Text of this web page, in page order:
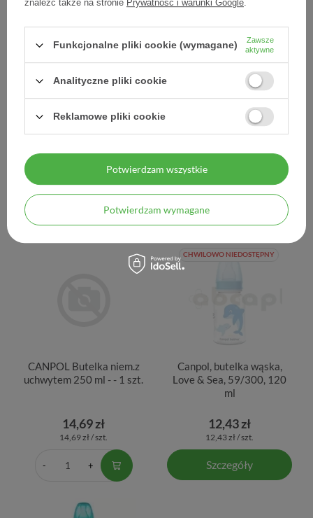
CANPOL Butelka 59/205
14,30 zł / szt.
CANPOL Butelka
EASYSTART 35/234 240
22,30 zł / szt.
CANPOL Butelka niem.z
uchwytem 250 ml - - 1 szt.
14,69 zł
14,69 zł / szt.
CHWILOWO NIEDOSTĘPNY
Canpol, butelka wąska,
Love & Sea, 59/300, 120
ml
12,43 zł
12,43 zł / szt.
Szczegóły
znaleźć także na stronie Prywatność i warunki Google.
Funkcjonalne pliki cookie (wymagane)
Zawsze
aktywne
Analityczne pliki cookie
Reklamowe pliki cookie
Potwierdzam wymagane
Potwierdzam wszystkie